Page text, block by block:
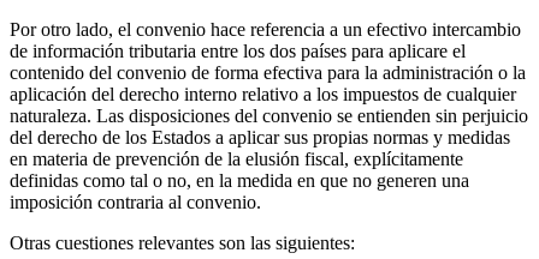
Por otro lado, el convenio hace referencia a un efectivo intercambio
de información tributaria entre los dos países para aplicare el
contenido del convenio de forma efectiva para la administración o la
aplicación del derecho interno relativo a los impuestos de cualquier
naturaleza. Las disposiciones del convenio se entienden sin perjuicio
del derecho de los Estados a aplicar sus propias normas y medidas
en materia de prevención de la elusión fiscal, explícitamente
definidas como tal o no, en la medida en que no generen una
imposición contraria al convenio.
Otras cuestiones relevantes son las siguientes: